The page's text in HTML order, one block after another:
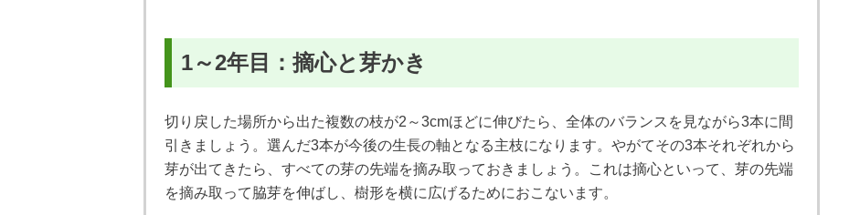
1～2年目：摘心と芽かき
切り戻した場所から出た複数の枝が2～3cmほどに伸びたら、全体のバランスを見ながら3本に間
引きましょう。選んだ3本が今後の生長の軸となる主枝になります。やがてその3本それぞれから
芽が出てきたら、すべての芽の先端を摘み取っておきましょう。これは摘心といって、芽の先端
を摘み取って脇芽を伸ばし、樹形を横に広げるためにおこないます。